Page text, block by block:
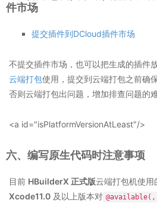
件市场
提交插件到DCloud插件市场
不提交插件市场，也可以把生成的插件
云端打包使用，提交到云端打包之前确
否则云端打包出问题，增加排查问题的难
<a id="isPlatformVersionAtLeast"/>
六、编写原生代码时注意事项
目前 HBuilderX 正式版云端打包机使用
Xcode11.0 及以上版本对